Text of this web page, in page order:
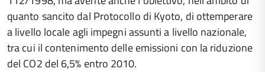
quanto sancito dal Protocollo di Kyoto, di ottemperare
a livello locale agli impegni assunti a livello nazionale,
tra cui il contenimento delle emissioni con la riduzione
del CO2 del 6,5% entro 2010.